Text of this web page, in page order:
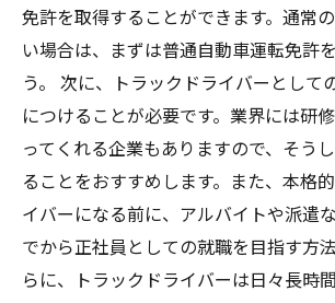
免許を取得することができます。通常
い場合は、まずは普通自動車運転免許
う。 次に、トラックドライバーとして
につけることが必要です。業界には研
ってくれる企業もありますので、そう
ることをおすすめします。また、本格
イバーになる前に、アルバイトや派遣
でから正社員としての就職を目指す方
らに、トラックドライバーは日々長時